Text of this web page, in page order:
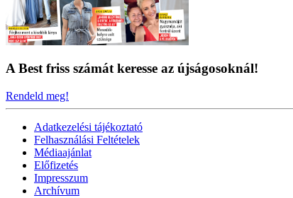
A Best friss számát keresse az újságosoknál!
Rendeld meg!
Adatkezelési tájékoztató
Felhasználási Feltételek
Médiaajánlat
Előfizetés
Impresszum
Archívum